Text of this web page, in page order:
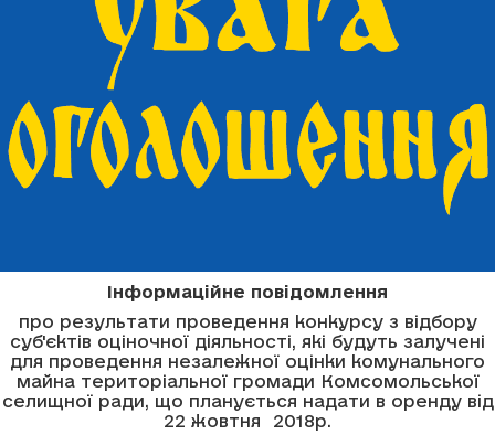
Інформаційне повідомлення
про результати проведення конкурсу з відбору
суб'єктів оціночної діяльності, які будуть залучені
для проведення незалежної оцінки комунального
майна територіальної громади Комсомольської
селищної ради, що планується надати в оренду від
22 жовтня 2018р.